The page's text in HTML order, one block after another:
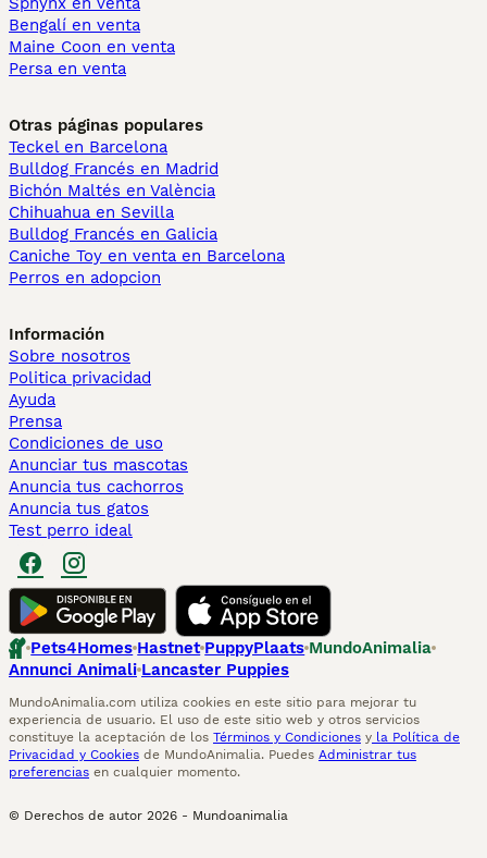
Bengalí en venta
Maine Coon en venta
Persa en venta
Otras páginas populares
Teckel en Barcelona
Bulldog Francés en Madrid
Bichón Maltés en València
Chihuahua en Sevilla
Bulldog Francés en Galicia
Caniche Toy en venta en Barcelona
Perros en adopcion
Información
Sobre nosotros
Politica privacidad
Ayuda
Prensa
Condiciones de uso
Anunciar tus mascotas
Anuncia tus cachorros
Anuncia tus gatos
Test perro ideal
Pets4Homes Hastnet PuppyPlaats MundoAnimalia
Annunci Animali Lancaster Puppies
MundoAnimalia.com utiliza cookies en este sitio para mejorar tu
experiencia de usuario. El uso de este sitio web y otros servicios
constituye la aceptación de los Términos y Condiciones y la Política de
Privacidad y Cookies de MundoAnimalia. Puedes Administrar tus
preferencias en cualquier momento.
© Derechos de autor 2026 - Mundoanimalia